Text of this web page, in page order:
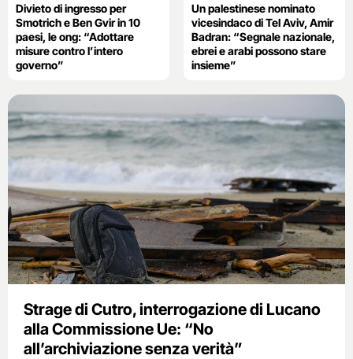
Divieto di ingresso per
Smotrich e Ben Gvir in 10
paesi, le ong: “Adottare
misure contro l’intero
governo”
Un palestinese nominato
vicesindaco di Tel Aviv, Amir
Badran: “Segnale nazionale,
ebrei e arabi possono stare
insieme”
Strage di Cutro, interrogazione di Lucano
alla Commissione Ue: “No
all’archiviazione senza verità”